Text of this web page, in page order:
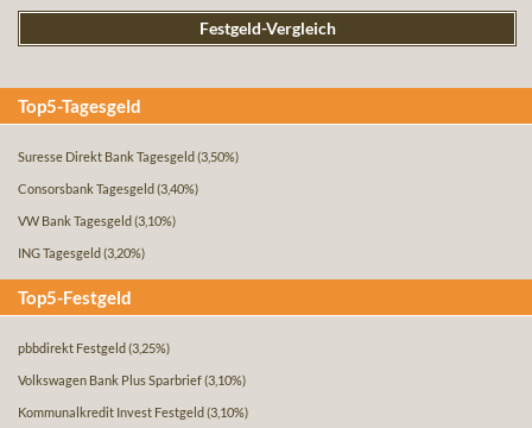
Festgeld-Vergleich
Top5-Tagesgeld
Suresse Direkt Bank Tagesgeld (3,50%)
Consorsbank Tagesgeld (3,40%)
VW Bank Tagesgeld (3,10%)
ING Tagesgeld (3,20%)
Top5-Festgeld
pbbdirekt Festgeld (3,25%)
Volkswagen Bank Plus Sparbrief(3,10%)
Kommunalkredit Invest Festgeld (3,10%)